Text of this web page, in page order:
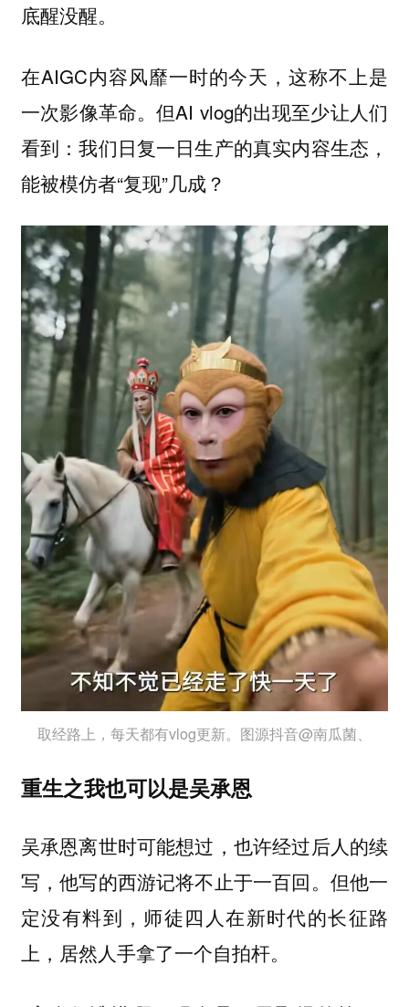
底醒没醒。
在AIGC内容风靡一时的今天，这称不上是
一次影像革命。但AI vlog的出现至少让人们
看到：我们日复一日生产的真实内容生态，
能被模仿者“复现”几成？
取经路上，每天都有vlog更新。图源抖音@南瓜菌、
重生之我也可以是吴承恩
吴承恩离世时可能想过，也许经过后人的续
写，他写的西游记将不止于一百回。 但他一
定没有料到，师徒四人在新时代的长征路
上，居然人手拿了一个自拍杆。